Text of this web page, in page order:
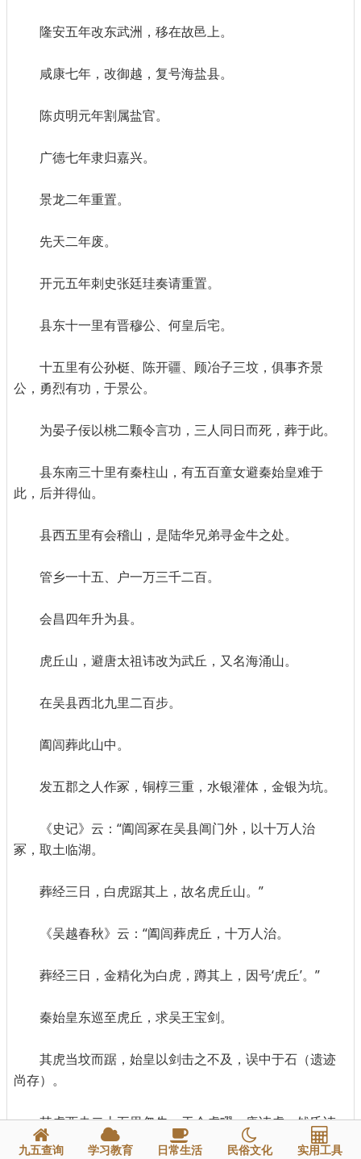
隆安五年改东武洲，移在故邑上。
咸康七年，改御越，复号海盐县。
陈贞明元年割属盐官。
广德七年隶归嘉兴。
景龙二年重置。
先天二年废。
开元五年刺史张廷珪奏请重置。
县东十一里有晋穆公、何皇后宅。
十五里有公孙梃、陈开疆、顾冶子三坟，俱事齐景
公，勇烈有功，于景公。
为晏子佞以桃二颗令言功，三人同日而死，葬于此。
县东南三十里有秦柱山，有五百童女避秦始皇难于
此，后并得仙。
县西五里有会稽山，是陆华兄弟寻金牛之处。
管乡一十五、户一万三千二百。
会昌四年升为县。
虎丘山，避唐太祖讳改为武丘，又名海涌山。
在吴县西北九里二百步。
阖闾葬此山中。
发五郡之人作冢，铜椁三重，水银灌体，金银为坑。
《史记》云：“阖闾冢在吴县阊门外，以十万人治
冢，取土临湖。
葬经三日，白虎踞其上，故名虎丘山。”
《吴越春秋》云：“阖闾葬虎丘，十万人治。
葬经三日，金精化为白虎，蹲其上，因号‘虎丘’。”
秦始皇东巡至虎丘，求吴王宝剑。
其虎当坟而踞，始皇以剑击之不及，误中于石（遗迹
尚存）。
其虎西走二十五里忽失，于今虎疁，唐讳虎，钱氏讳
疁，改为浒墅。
九五查询 学习教育 日常生活 民俗文化 实用工具